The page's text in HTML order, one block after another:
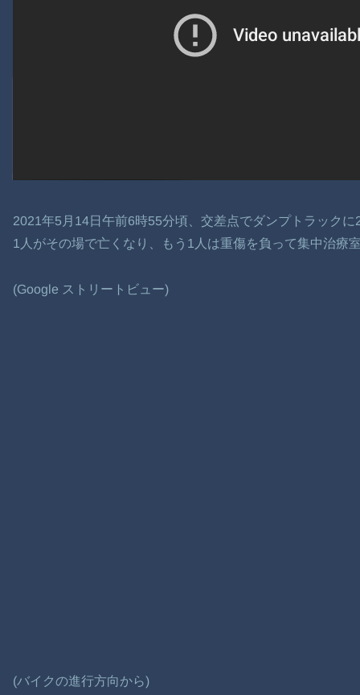
2021年5月14日午前6時55分頃、交差点でダンプトラック
1人がその場で亡くなり、もう1人は重傷を負って集中治療
(Google ストリートビュー)
(バイクの進行方向から)